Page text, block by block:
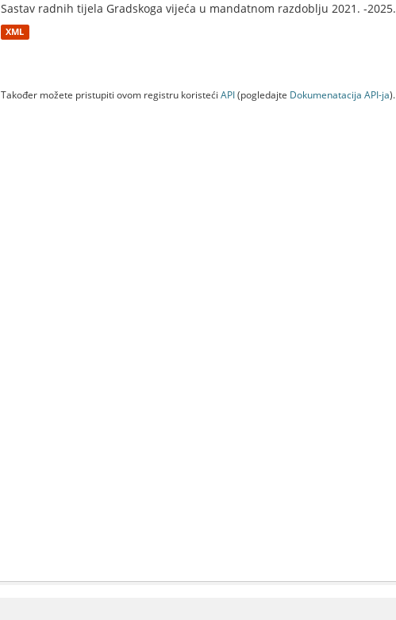
Sastav radnih tijela Gradskoga vijeća u mandatnom razdoblju 2021. -2025.
XML
Također možete pristupiti ovom registru koristeći API(pogledajte Dokumenаtаcijа API-jа).